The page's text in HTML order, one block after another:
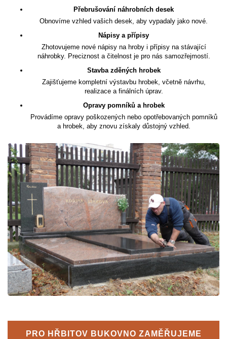
Přebrušování náhrobních desek
Obnovíme vzhled vašich desek, aby vypadaly jako nové.
Nápisy a přípisy
Zhotovujeme nové nápisy na hroby i přípisy na stávající
náhrobky. Preciznost a čitelnost je pro nás samozřejmostí.
Stavba zděných hrobek
Zajišťujeme kompletní výstavbu hrobek, včetně návrhu,
realizace a finálních úprav.
Opravy pomníků a hrobek
Provádíme opravy poškozených nebo opotřebovaných pomníků
a hrobek, aby znovu získaly důstojný vzhled.
PRO HŘBITOV BUKOVNO ZAMĚŘUJEME